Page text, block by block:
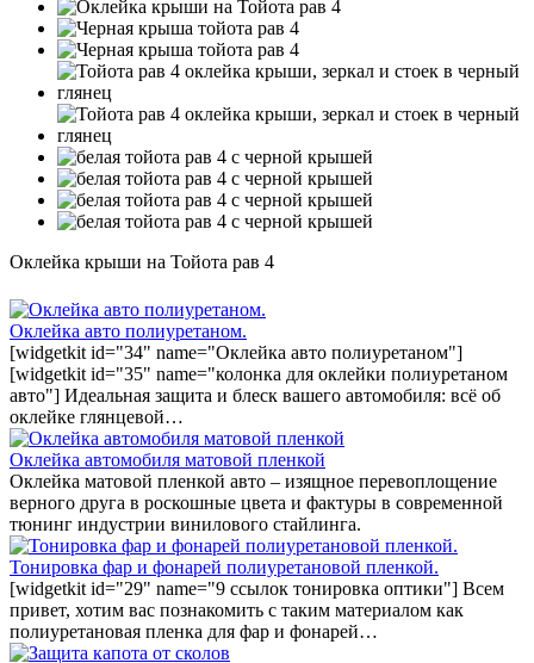
Оклейка крыши на Тойота рав 4
Оклейка авто полиуретаном.
[widgetkit id="34" name="Оклейка авто полиуретаном"]
[widgetkit id="35" name="колонка для оклейки полиуретаном
авто"] Идеальная защита и блеск вашего автомобиля: всё об
оклейке глянцевой…
Оклейка автомобиля матовой пленкой
Оклейка матовой пленкой авто – изящное перевоплощение
верного друга в роскошные цвета и фактуры в современной
тюнинг индустрии винилового стайлинга.
Тонировка фар и фонарей полиуретановой пленкой.
[widgetkit id="29" name="9 ссылок тонировка оптики"] Всем
привет, хотим вас познакомить с таким материалом как
полиуретановая пленка для фар и фонарей…